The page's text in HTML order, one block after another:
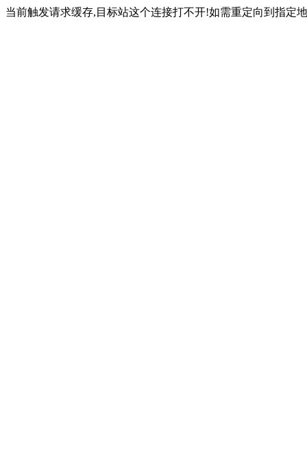
当前触发请求缓存,目标站这个连接打不开!如需重定向到指定